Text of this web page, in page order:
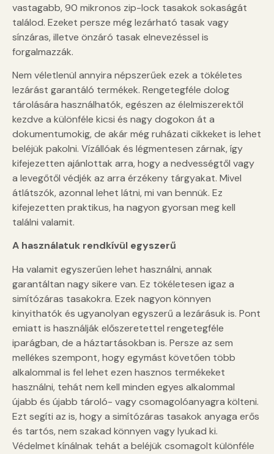
vastagabb, 90 mikronos zip-lock tasakok sokaságát
találod. Ezeket persze még lezárható tasak vagy
sínzáras, illetve önzáró tasak elnevezéssel is
forgalmazzák.
Nem véletlenül annyira népszerűek ezek a tökéletes
lezárást garantáló termékek. Rengetegféle dolog
tárolására használhatók, egészen az élelmiszerektől
kezdve a különféle kicsi és nagy dogokon át a
dokumentumokig, de akár még ruházati cikkeket is lehet
beléjük pakolni. Vízállóak és légmentesen zárnak, így
kifejezetten ajánlottak arra, hogy a nedvességtől vagy
a levegőtől védjék az arra érzékeny tárgyakat. Mivel
átlátszók, azonnal lehet látni, mi van bennük. Ez
kifejezetten praktikus, ha nagyon gyorsan meg kell
találni valamit.
A használatuk rendkívül egyszerű
Ha valamit egyszerűen lehet használni, annak
garantáltan nagy sikere van. Ez tökéletesen igaz a
simítózáras tasakokra. Ezek nagyon könnyen
kinyithatók és ugyanolyan egyszerű a lezárásuk is. Pont
emiatt is használják előszeretettel rengetegféle
iparágban, de a háztartásokban is. Persze az sem
mellékes szempont, hogy egymást követően több
alkalommal is fel lehet ezen hasznos termékeket
használni, tehát nem kell minden egyes alkalommal
újabb és újabb tároló- vagy csomagolóanyagra költeni.
Ezt segíti az is, hogy a simítózáras tasakok anyaga erős
és tartós, nem szakad könnyen vagy lyukad ki.
Védelmet kínálnak tehát a beléjük csomagolt különféle